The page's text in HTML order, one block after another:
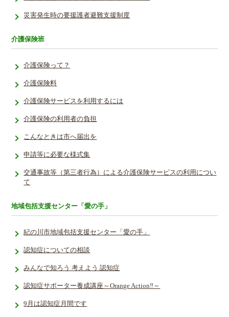
災害発生時の要援護者避難支援制度
介護保険班
介護保険って？
介護保険料
介護保険サービスを利用するには
介護保険の利用者の負担
こんなときは市へ届出を
申請等に必要な様式集
交通事故等（第三者行為）による介護保険サービスの利用につい
て
地域包括支援センター「愛の手」
紀の川市地域包括支援センター「愛の手」
認知症についての相談
みんなで知ろう 考えよう 認知症
認知症サポーター養成講座～Orange Action‼～
9月は認知症月間です